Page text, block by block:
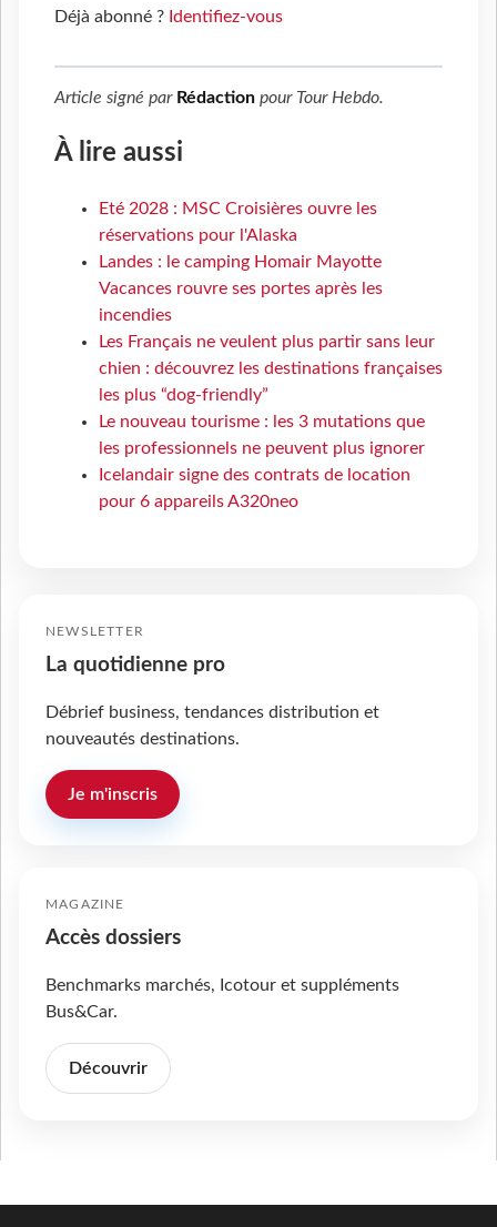
Déjà abonné ? Identifiez-vous
Article signé par Rédaction pour Tour Hebdo.
À lire aussi
Eté 2028 : MSC Croisières ouvre les
réservations pour l'Alaska
Landes : le camping Homair Mayotte
Vacances rouvre ses portes après les
incendies
Les Français ne veulent plus partir sans leur
chien : découvrez les destinations françaises
les plus “dog-friendly”
Le nouveau tourisme : les 3 mutations que
les professionnels ne peuvent plus ignorer
Icelandair signe des contrats de location
pour 6 appareils A320neo
NEWSLETTER
La quotidienne pro
Débrief business, tendances distribution et
nouveautés destinations.
Je m'inscris
MAGAZINE
Accès dossiers
Benchmarks marchés, Icotour et suppléments
Bus&Car.
Découvrir